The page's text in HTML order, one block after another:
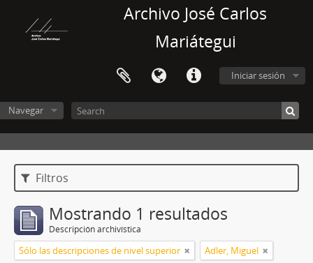
Archivo José Carlos
Mariátegui
Iniciar sesión
Navegar
Filtros
Mostrando 1 resultados
Descripción archivística
Sólo las descripciones de nivel superior Adler, Miguel